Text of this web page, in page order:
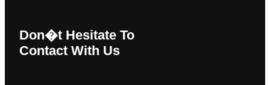
Don�t Hesitate To
Contact With Us